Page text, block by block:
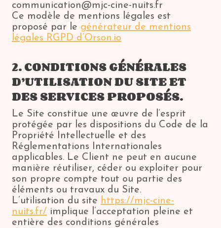
communication@mjc-cine-nuits.fr
Ce modèle de mentions légales est
proposé par le générateur de mentions
légales RGPD d’Orson.io
2. CONDITIONS GÉNÉRALES
D’UTILISATION DU SITE ET
DES SERVICES PROPOSÉS.
Le Site constitue une œuvre de l’esprit
protégée par les dispositions du Code de la
Propriété Intellectuelle et des
Réglementations Internationales
applicables. Le Client ne peut en aucune
manière réutiliser, céder ou exploiter pour
son propre compte tout ou partie des
éléments ou travaux du Site.
L’utilisation du site https://mjc-cine-
nuits.fr/ implique l’acceptation pleine et
entière des conditions générales